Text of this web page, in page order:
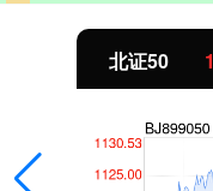
北证50